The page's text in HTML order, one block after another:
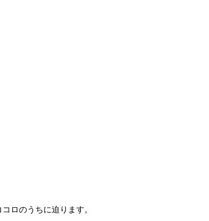
ロのうちに迫ります。